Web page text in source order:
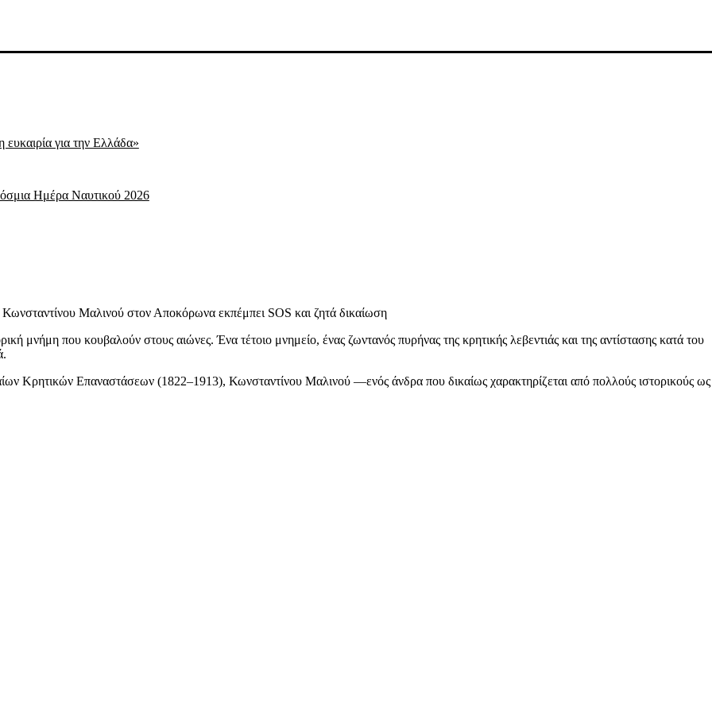
για την Ελλάδα»
Ημέρα Ναυτικού 2026
Μαλινού στον Αποκόρωνα εκπέμπει SOS και ζητά δικαίωση
μνήμη που κουβαλούν στους αιώνες. Ένα τέτοιο μνημείο, ένας ζωντανός πυρήνας της κρητικής λεβεντιάς και της αντίστασης κατά του
Κρητικών Επαναστάσεων (1822–1913), Κωνσταντίνου Μαλινού —ενός άνδρα που δικαίως χαρακτηρίζεται από πολλούς ιστορικούς